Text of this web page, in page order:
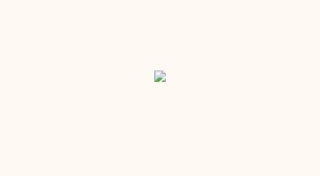
Nakupujte zdaj